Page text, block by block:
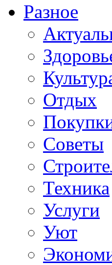
Разное
Отдых
Советы
Техника
Услуги
Уют